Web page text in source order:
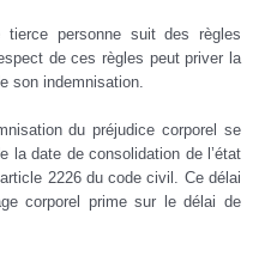
tierce personne suit des règles
de ces règles peut priver la
son indemnisation.
du préjudice corporel se
la date de consolidation de l’état
2226 du code civil. Ce délai
corporel prime sur le délai de